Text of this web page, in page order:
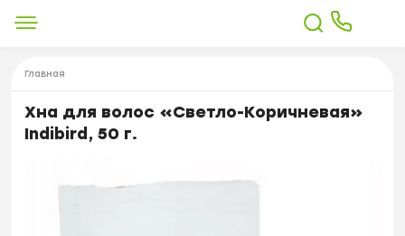
Главная
Хна для волос «Светло-Коричневая»
Indibird, 50 г.